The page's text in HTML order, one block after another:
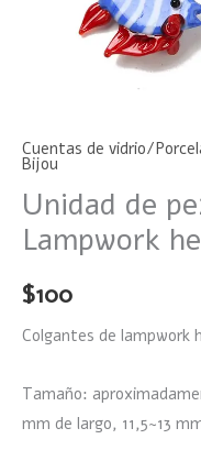
Cuentas de vidrio/
Bijou
Unidad de
Lampwork
$100
Colgantes de lampwork
Tamaño:
mm de largo, 11,5~13